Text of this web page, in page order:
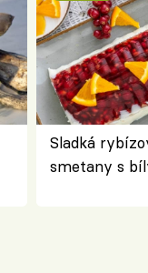
Sladká
smetany s